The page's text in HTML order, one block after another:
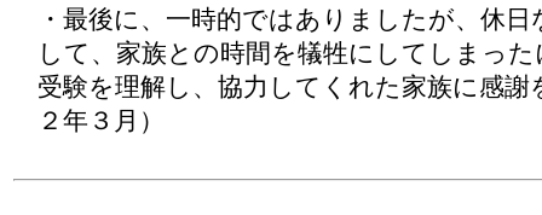
・最後に、一時的ではありましたが、休
して、家族との時間を犠牲にしてしまっ
受験を理解し、協力してくれた家族に感謝
２年３月）